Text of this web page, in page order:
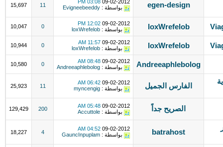
egen-design
09-02-2012
03:08 PM
بواسطة : Evigneebeeddy
11
15,697
loxWrefelob
09-02-2012
12:02 PM
بواسطة : loxWrefelob
0
10,047
loxWrefelob
09-02-2012
11:57 AM
بواسطة : loxWrefelob
0
10,944
Andreeaphlebolog
09-02-2012
08:48 AM
بواسطة : Andreeaphlebolog
0
10,580
الفارس الجميل 09-02-2012
06:42 AM
بواسطة : myncengig
11
25,923
الصريح جداً 09-02-2012
05:48 AM
بواسطة : Accuttole
200
129,429
batrahost
09-02-2012
04:52 AM
بواسطة : GauncInpuplam
4
18,227